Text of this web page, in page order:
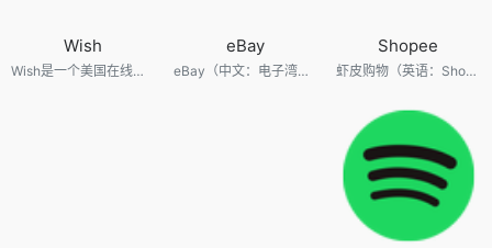
Wish
Wish是一个美国在线电子商务平台，用于卖家和买家之间的交易。
eBay
eBay（中文：电子湾、亿贝、易贝）是可让全球民众上网买卖物品的线上拍卖及购物网站。
Shopee
虾皮购物（英语：Shopee），之前称为虾皮拍卖，是一个线上电子商务平台。